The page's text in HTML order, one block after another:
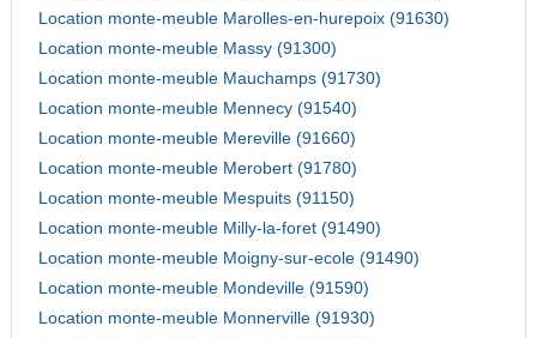
Location monte-meuble Marolles-en-hurepoix (91630)
Location monte-meuble Massy (91300)
Location monte-meuble Mauchamps (91730)
Location monte-meuble Mennecy (91540)
Location monte-meuble Mereville (91660)
Location monte-meuble Merobert (91780)
Location monte-meuble Mespuits (91150)
Location monte-meuble Milly-la-foret (91490)
Location monte-meuble Moigny-sur-ecole (91490)
Location monte-meuble Mondeville (91590)
Location monte-meuble Monnerville (91930)